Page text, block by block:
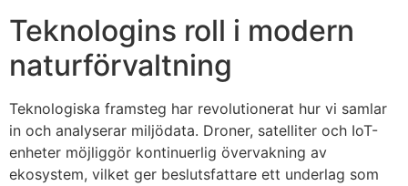
Teknologins roll i modern
naturförvaltning
Teknologiska framsteg har revolutionerat hur vi samlar
in och analyserar miljödata. Droner, satelliter och IoT-
enheter möjliggör kontinuerlig övervakning av
ekosystem, vilket ger beslutsfattare ett underlag som